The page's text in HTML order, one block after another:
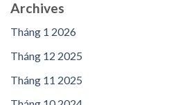
Archives
Tháng 1 2026
Tháng 12 2025
Tháng 11 2025